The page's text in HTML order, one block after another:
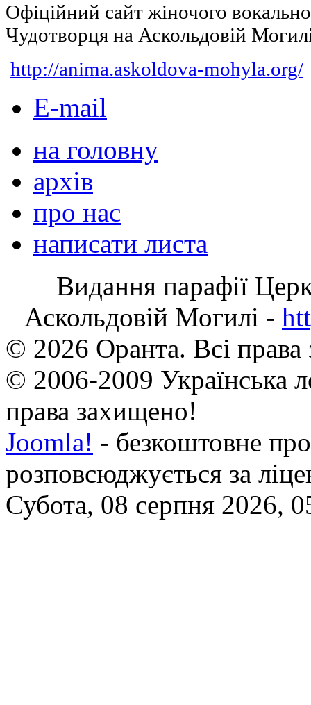
Офіційний сайт жіночого
Чудотворця на Аскольдовій
http://anima.askoldova-mohyla.org/
E-mail
на головну
архів
про нас
написати листа
Видання парафії
Аскольдовій Могилі -
© 2026 Оранта. Всі
© 2006-2009 Українська
права захищено!
Joomla! - безкоштовне
розповсюджується за
Субота, 08 серпня 2026,